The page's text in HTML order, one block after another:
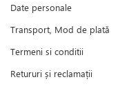
Date personale
Transport, Mod de plată
Termeni si conditii
Retururi și reclamații